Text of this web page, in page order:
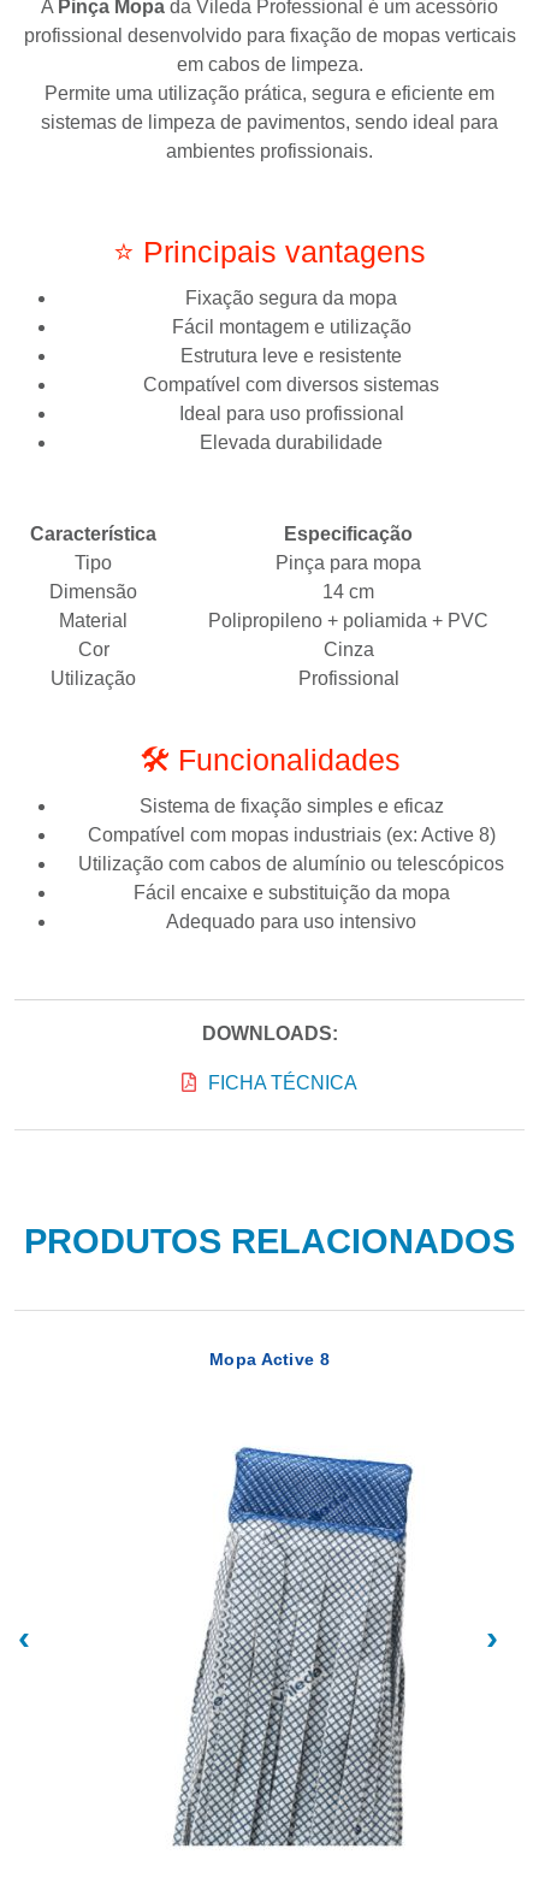
A Pinça Mopa da Vileda Professional é um acessório
profissional desenvolvido para fixação de mopas verticais
em cabos de limpeza.
Permite uma utilização prática, segura e eficiente em
sistemas de limpeza de pavimentos, sendo ideal para
ambientes profissionais.
⭐ Principais vantagens
Fixação segura da mopa
Fácil montagem e utilização
Estrutura leve e resistente
Compatível com diversos sistemas
Ideal para uso profissional
Elevada durabilidade
Característica
Especificação
Tipo
Pinça para mopa
Dimensão
14 cm
Material
Polipropileno + poliamida + PVC
Cor
Cinza
Utilização
Profissional
🛠️ Funcionalidades
Sistema de fixação simples e eficaz
Compatível com mopas industriais (ex: Active 8)
Utilização com cabos de alumínio ou telescópicos
Fácil encaixe e substituição da mopa
Adequado para uso intensivo
DOWNLOADS:
FICHA TÉCNICA
PRODUTOS RELACIONADOS
Mopa Active 8
‹ ›